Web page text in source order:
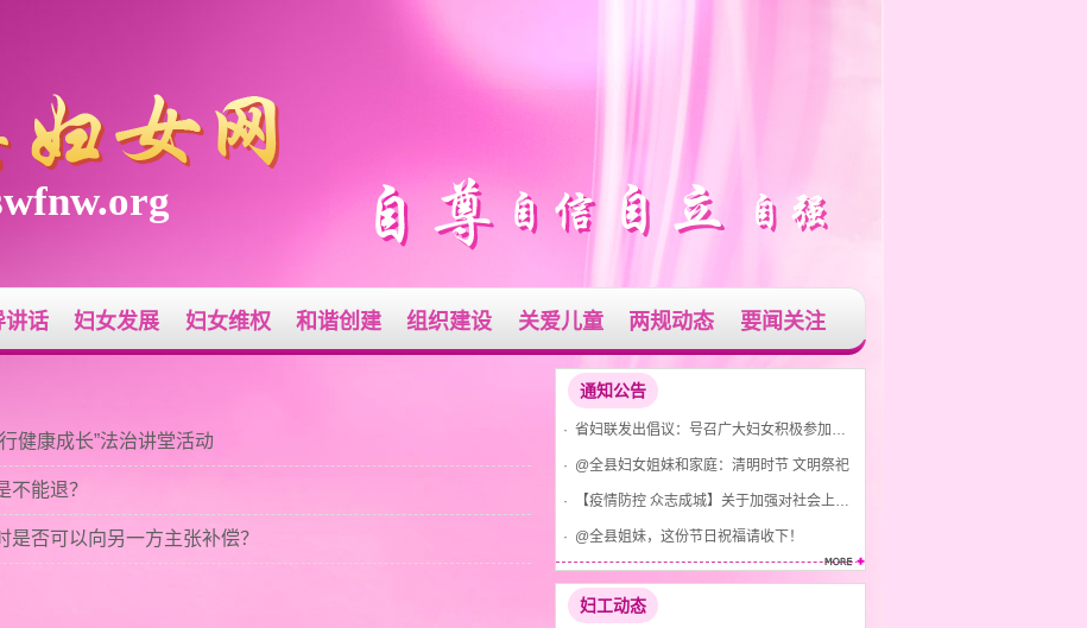
讲话 妇女发展 妇女维权 和谐创建 组织建设 关爱儿童 两规动态 要闻关注
通知公告
· 省妇联发出倡议：号召广大妇女积极参加爱国卫生运动 共建美丽家园
· @全县妇女姐妹和家庭：清明时节 文明祭祀
· 【疫情防控 众志成城】关于加强对社会上发现红码、黄码人员管控的通告
· @全县姐妹，这份节日祝福请收下！
妇工动态
健康成长”法治讲堂活动
不能退？
是否可以向另一方主张补偿？